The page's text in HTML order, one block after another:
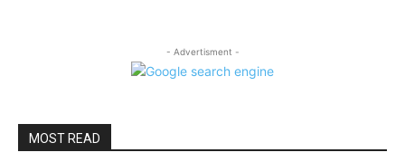
- Advertisment -
MOST READ